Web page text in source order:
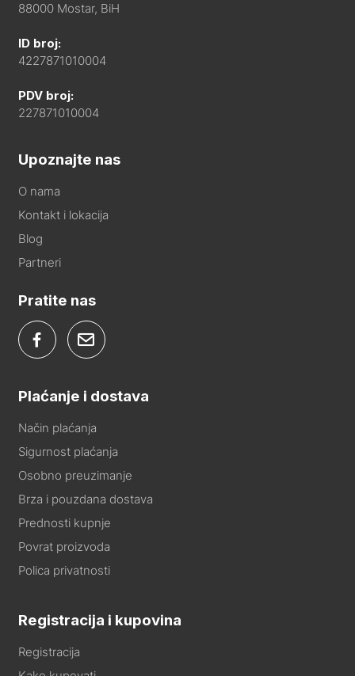
88000 Mostar, BiH
ID broj:
4227871010004
PDV broj:
227871010004
Upoznajte nas
O nama
Kontakt i lokacija
Blog
Partneri
Pratite nas
Plaćanje i dostava
Način plaćanja
Sigurnost plaćanja
Osobno preuzimanje
Brza i pouzdana dostava
Prednosti kupnje
Povrat proizvoda
Polica privatnosti
Registracija i kupovina
Registracija